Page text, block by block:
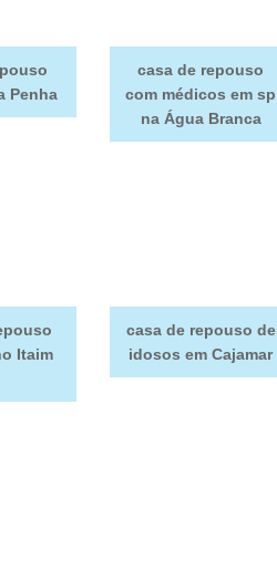
Penha
casa de repouso
com médicos em sp
na Água Branca
Itaim
casa de repouso de
idosos em Cajamar